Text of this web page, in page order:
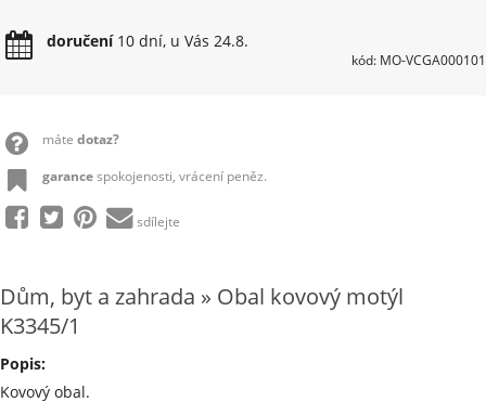
doručení10 dní, u Vás 24.8.
kód: MO-VCGA000101
máte dotaz?
garancespokojenosti, vrácení peněz.
sdílejte
Dům, byt a zahrada » Obal kovový motýl
K3345/1
Popis:
Kovový obal.